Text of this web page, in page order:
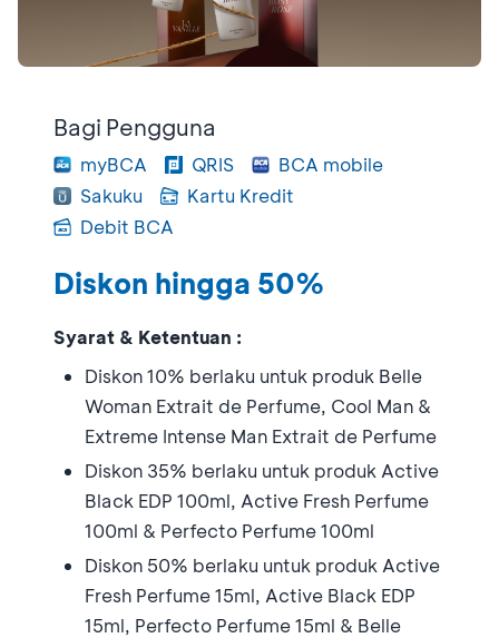
Bagi Pengguna
myBCA QRIS
BCA mobile
Sakuku
Kartu Kredit
Debit BCA
Diskon hingga 50%
Syarat & Ketentuan :
Diskon 10% berlaku untuk produk Belle
Woman Extrait de Perfume, Cool Man &
Extreme Intense Man Extrait de Perfume
Diskon 35% berlaku untuk produk Active
Black EDP 100ml, Active Fresh Perfume
100ml & Perfecto Perfume 100ml
Diskon 50% berlaku untuk produk Active
Fresh Perfume 15ml, Active Black EDP
15ml, Perfecto Perfume 15ml & Belle